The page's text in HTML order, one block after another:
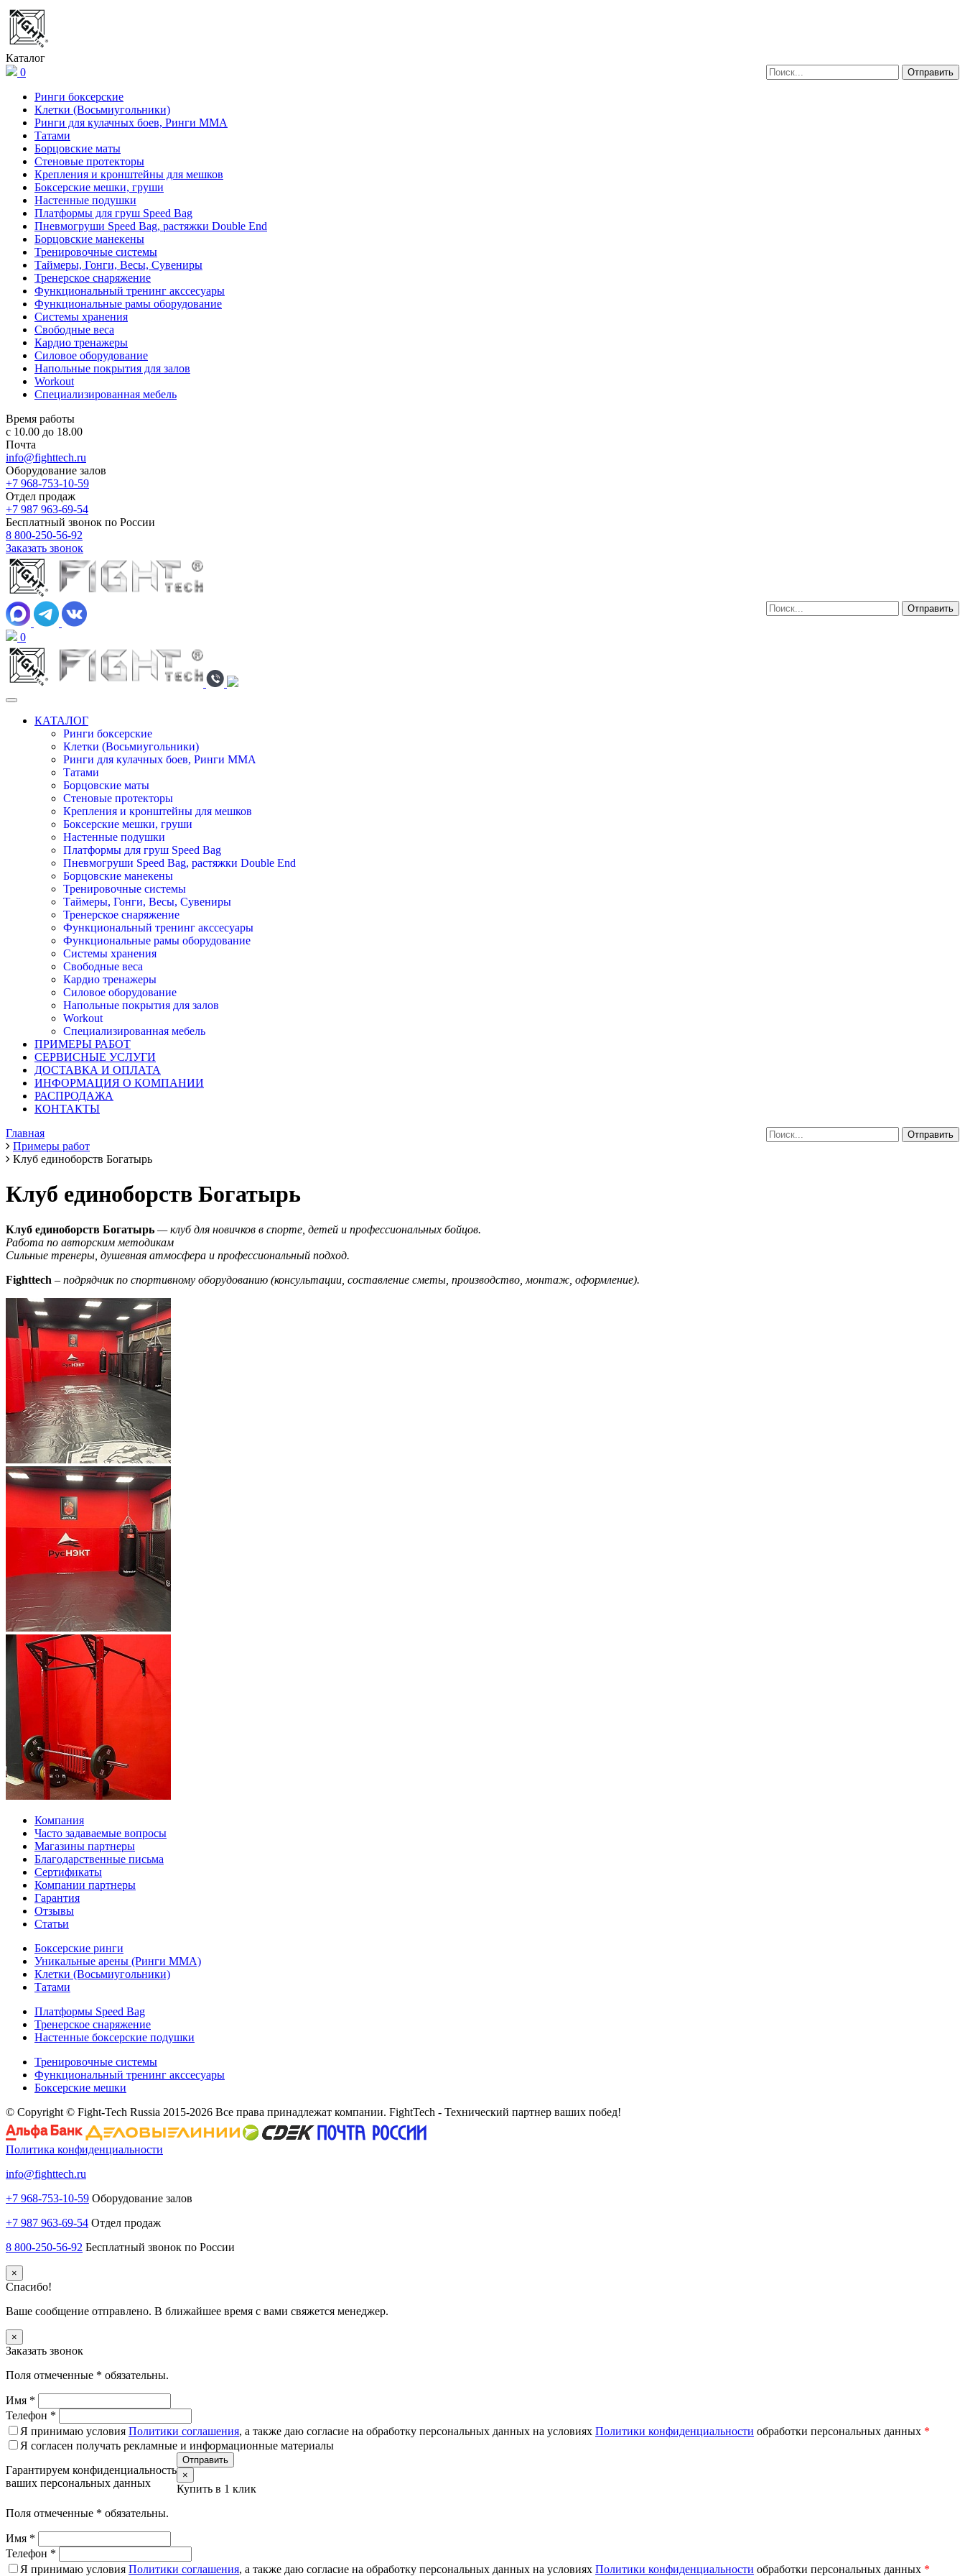
Каталог
0
Ринги боксерские
Клетки (Восьмиугольники)
Ринги для кулачных боев, Ринги ММА
Татами
Борцовские маты
Стеновые протекторы
Крепления и кронштейны для мешков
Боксерские мешки, груши
Настенные подушки
Платформы для груш Speed Bag
Пневмогруши Speed Bag, растяжки Double End
Борцовские манекены
Тренировочные системы
Таймеры, Гонги, Весы, Сувениры
Тренерское снаряжение
Функциональный тренинг акссесуары
Функциональные рамы оборудование
Системы хранения
Свободные веса
Кардио тренажеры
Силовое оборудование
Напольные покрытия для залов
Workout
Специализированная мебель
Время работы
с 10.00 до 18.00
Почта
info@fighttech.ru
Оборудование залов
+7 968-753-10-59
Отдел продаж
+7 987 963-69-54
Бесплатный звонок по России
8 800-250-56-92
Заказать звонок
0
КАТАЛОГ
Ринги боксерские
Клетки (Восьмиугольники)
Ринги для кулачных боев, Ринги ММА
Татами
Борцовские маты
Стеновые протекторы
Крепления и кронштейны для мешков
Боксерские мешки, груши
Настенные подушки
Платформы для груш Speed Bag
Пневмогруши Speed Bag, растяжки Double End
Борцовские манекены
Тренировочные системы
Таймеры, Гонги, Весы, Сувениры
Тренерское снаряжение
Функциональный тренинг акссесуары
Функциональные рамы оборудование
Системы хранения
Свободные веса
Кардио тренажеры
Силовое оборудование
Напольные покрытия для залов
Workout
Специализированная мебель
ПРИМЕРЫ РАБОТ
СЕРВИСНЫЕ УСЛУГИ
ДОСТАВКА И ОПЛАТА
ИНФОРМАЦИЯ О КОМПАНИИ
РАСПРОДАЖА
КОНТАКТЫ
Главная
Примеры работ
Клуб единоборств Богатырь
Клуб единоборств Богатырь
Клуб единоборств Богатырь — клуб для новичков в спорте, детей и профессиональных бойцов.
Работа по авторским методикам
Сильные тренеры, душевная атмосфера и профессиональный подход.
Fighttech – подрядчик по спортивному оборудованию (консультации, составление сметы, производство, монтаж, оформление).
Компания
Часто задаваемые вопросы
Магазины партнеры
Благодарственные письма
Сертификаты
Компании партнеры
Гарантия
Отзывы
Статьи
Боксерские ринги
Уникальные арены (Ринги ММА)
Клетки (Восьмиугольники)
Татами
Платформы Speed Bag
Тренерское снаряжение
Настенные боксерские подушки
Тренировочные системы
Функциональный тренинг акссесуары
Боксерские мешки
© Copyright © Fight-Tech Russia 2015-2026 Все права принадлежат компании. FightTech - Технический партнер ваших побед!
Политика конфиденциальности
info@fighttech.ru
+7 968-753-10-59 Оборудование залов
+7 987 963-69-54 Отдел продаж
8 800-250-56-92 Бесплатный звонок по России
×
Спасибо!
Ваше сообщение отправлено. В ближайшее время с вами свяжется менеджер.
×
Заказать звонок
Поля отмеченные * обязательны.
Имя *
Телефон *
Я принимаю условия Политики соглашения, а также даю согласие на обработку персональных данных на условиях Политики конфиденциальности обработки персональных данных *
Я согласен получать рекламные и информационные материалы
Гарантируем конфиденциальность
ваших персональных данных
×
Купить в 1 клик
Поля отмеченные * обязательны.
Имя *
Телефон *
Я принимаю условия Политики соглашения, а также даю согласие на обработку персональных данных на условиях Политики конфиденциальности обработки персональных данных *